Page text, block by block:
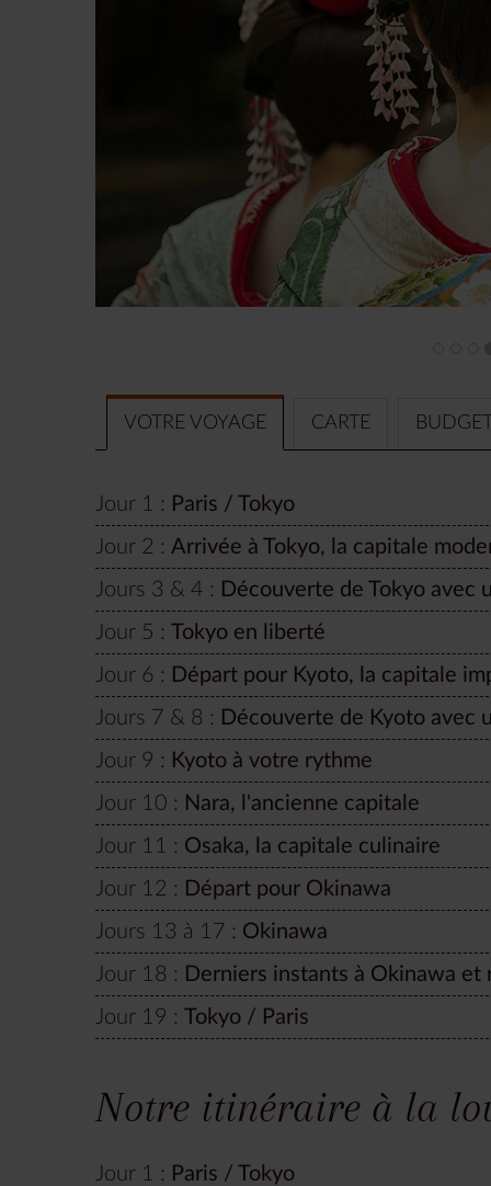
VOTRE VOYAGE CARTE BUDGET
Jour 1 : Paris / Tokyo
Jour 2 : Arrivée à Tokyo, la capitale
Jours 3 & 4 : Découverte de Tokyo avec
Jour 5 : Tokyo en liberté
Jour 6 : Départ pour Kyoto, la capitale
Jours 7 & 8 : Découverte de Kyoto avec
Jour 9 : Kyoto à votre rythme
Jour 10 : Nara, l'ancienne capitale
Jour 11 : Osaka, la capitale culinaire
Jour 12 : Départ pour Okinawa
Jours 13 à 17 : Okinawa
Jour 18 : Derniers instants à Okinawa et
Jour 19 : Tokyo / Paris
Notre itinéraire à la
Jour 1 : Paris / Tokyo